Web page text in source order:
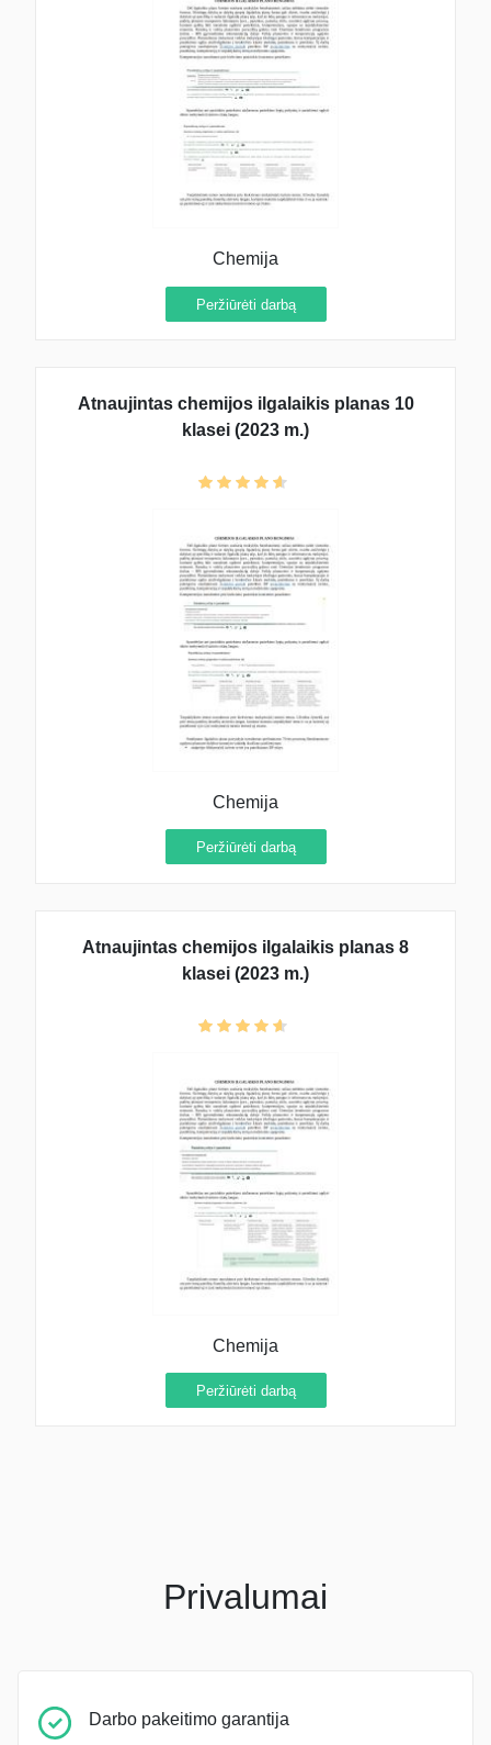
Chemija
Peržiūrėti darbą
Atnaujintas chemijos ilgalaikis planas 10
klasei (2023 m.)
Chemija
Peržiūrėti darbą
Atnaujintas chemijos ilgalaikis planas 8
klasei (2023 m.)
Chemija
Peržiūrėti darbą
Privalumai
Darbo pakeitimo garantija